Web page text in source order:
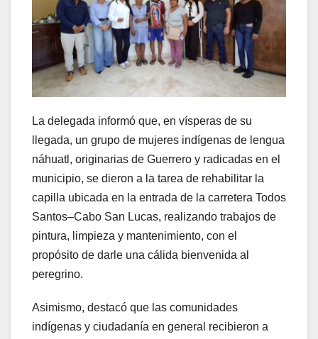
La delegada informó que, en vísperas de su
llegada, un grupo de mujeres indígenas de lengua
náhuatl, originarias de Guerrero y radicadas en el
municipio, se dieron a la tarea de rehabilitar la
capilla ubicada en la entrada de la carretera Todos
Santos–Cabo San Lucas, realizando trabajos de
pintura, limpieza y mantenimiento, con el
propósito de darle una cálida bienvenida al
peregrino.
Asimismo, destacó que las comunidades
indígenas y ciudadanía en general recibieron a